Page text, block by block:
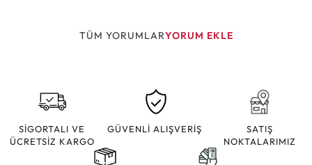
TÜM YORUMLARYORUM EKLE
SİGORTALI VE
ÜCRETSİZ KARGO
GÜVENLİ ALIŞVERİŞ
SATIŞ
NOKTALARIMIZ